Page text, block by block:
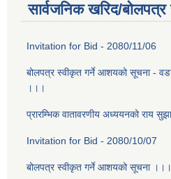
सार्वजनिक खरिद/
Invitation for Bid - 2080/11/06
बोलपत्र स्वीकृत गर्ने आशयको सूचना -
।।।
प्रारम्भिक वातावरणीय अध्ययनको राय
Invitation for Bid - 2080/10/07
बोलपत्र स्वीकृत गर्ने आशयको सूचना ।।।